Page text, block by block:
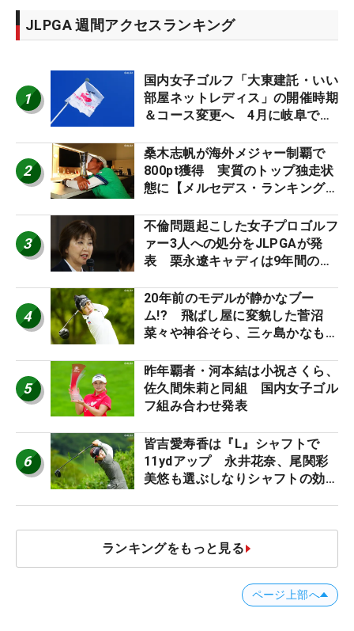
JLPGA 週間アクセスランキング
1
国内女子ゴルフ「大東建託・いい
部屋ネットレディス」の開催時期
＆コース変更へ 4月に岐阜で開
2
桑木志帆が海外メジャー制覇で
800pt獲得 実質のトップ独走状
態に【メルセデス・ランキング番
3
不倫問題起こした女子プロゴルフ
ァー3人への処分をJLPGAが発
表 栗永遼キャディは9年間の立
4
20年前のモデルが静かなブー
ム!? 飛ばし屋に変貌した菅沼
菜々や神谷そら、三ヶ島かなも使
ロたちの“飛ばしギア”】
5
昨年覇者・河本結は小祝さくら、
佐久間朱莉と同組 国内女子ゴル
フ組み合わせ発表
6
皆吉愛寿香は『L』シャフトで
11ydアップ 永井花奈、尾関彩
美悠も選ぶしなりシャフトの効果
ランキングをもっと見る
ページ上部へ